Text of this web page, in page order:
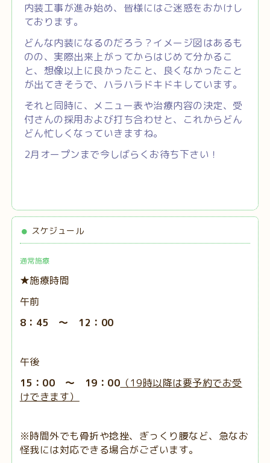
内装工事が進み始め、皆様にはご迷惑をおかけし
ております。
どんな内装になるのだろう？イメージ図はあるも
のの、実際出来上がってからはじめて分かるこ
と、想像以上に良かったこと、良くなかったこと
が出てきそうで、ハラハラドキドキしています。
それと同時に、メニュー表や治療内容の決定、受
付さんの採用および打ち合わせと、これからどん
どん忙しくなっていきますね。
2月オープンまで今しばらくお待ち下さい！
スケジュール
通常施療
★施療時間
午前
8：45 ～ 12：00
午後
15：00 ～ 19：00 （19時以降は要予約でお受
けできます）
※時間外でも骨折や捻挫、ぎっくり腰など、急なお
怪我には対応できる場合がございます。